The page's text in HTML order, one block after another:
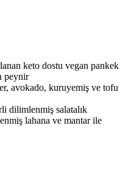
keto dostu vegan pankek
peynir
avokado, kuruyemiş ve tofu
dilimlenmiş salatalık
lahana ve mantar ile